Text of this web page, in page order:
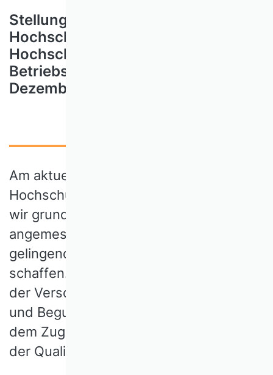
Stellungnahme des Verbands der
Hochschullehrerinnen und
Hochschullehrer für
Betriebswirtschaft vom 17.
Dezember 2024
Am aktuellen Entwurf eines
Hochschulstärkungsgesetzes begrüßen
wir grundsätzlich die Zielsetzung,
angemessene Voraussetzungen für
gelingende Hochschulbildung zu
schaffen. Wir sehen jedoch die Gefahr
der Verschlechterung in der Betreuung
und Begutachtung von Promotionen,
dem Zugang zu Hochschulbildung und
der Qualität der Lehre.